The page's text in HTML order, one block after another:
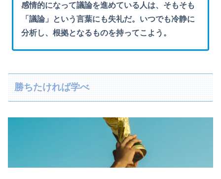
感情的になって議論を進めている人は、そもそも
「議論」という言葉にも失礼だ。いつでも冷静に
分析し、根拠となるものを持ってこよう。
勝ちたければ学べ